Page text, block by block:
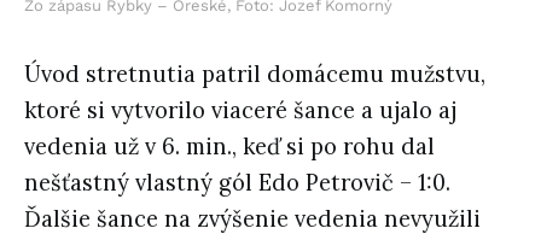
Zo zápasu Rybky – Oreské, Foto: Jozef Komorný
Úvod stretnutia patril domácemu mužstvu,
ktoré si vytvorilo viaceré šance a ujalo aj
vedenia už v 6. min., keď si po rohu dal
nešťastný vlastný gól Edo Petrovič – 1:0.
Ďalšie šance na zvýšenie vedenia nevyužili